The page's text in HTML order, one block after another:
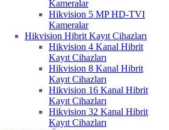
Kameralar
Hikvision 5 MP HD-TVI
Kameralar
Hikvision Hibrit Kayıt Cihazları
Hikvision 4 Kanal Hibrit
Kayıt Cihazları
Hikvision 8 Kanal Hibrit
Kayıt Cihazları
Hikvision 16 Kanal Hibrit
Kayıt Cihazları
Hikvision 32 Kanal Hibrit
Kayıt Cihazları